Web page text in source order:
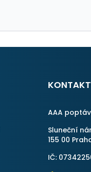
AAA
Sluneční
155 00
IČ: